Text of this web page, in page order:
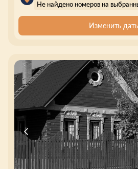
Не найдено номеров на
Изменить